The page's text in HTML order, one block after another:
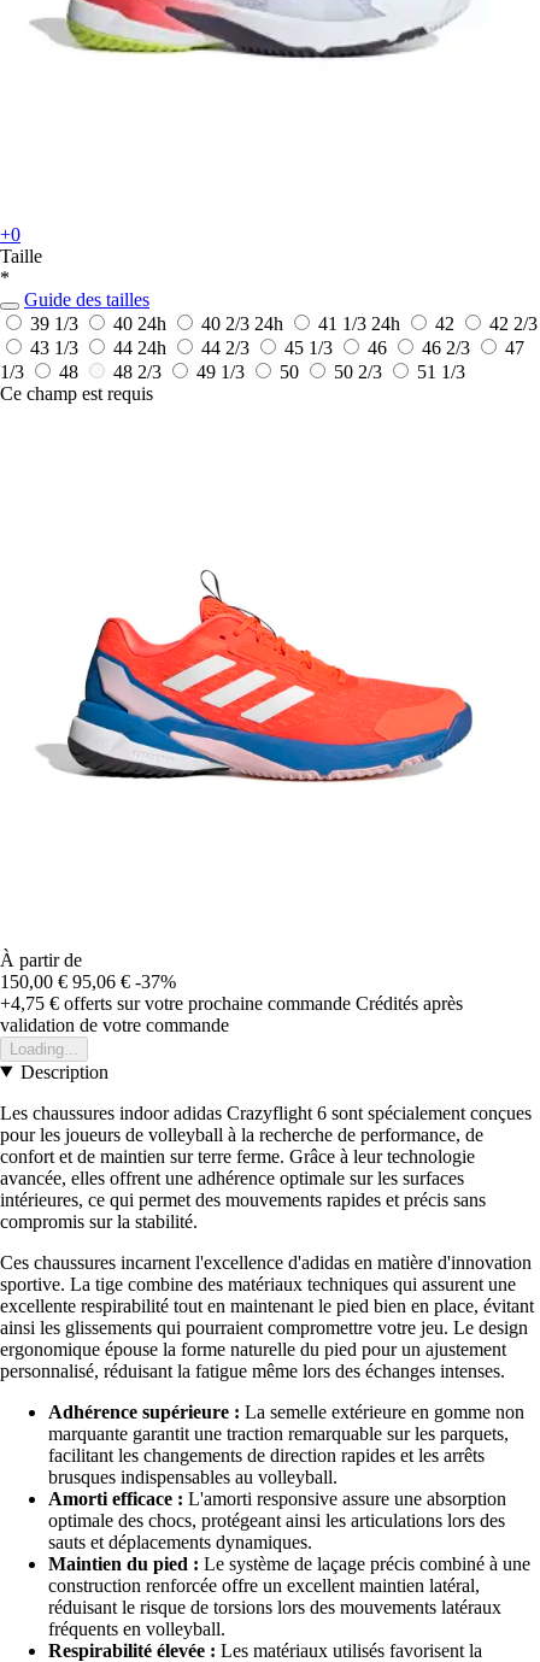
+0
Taille
*
Guide des tailles
39 1/3
40 24h 40 2/3 24h 41 1/3 24h 42
42 2/3
43 1/3
44 24h 44 2/3 45 1/3 46 46 2/3
47
1/3
48 48 2/3 49 1/3 50 50 2/3
51 1/3
Ce champ est requis
À partir de
150,00 € 95,06 € -37%
+4,75 € offerts sur votre prochaine commande Crédités après
validation de votre commande
Loading...
Description
Les chaussures indoor adidas Crazyflight 6 sont spécialement conçues
pour les joueurs de volleyball à la recherche de performance, de
confort et de maintien sur terre ferme. Grâce à leur technologie
avancée, elles offrent une adhérence optimale sur les surfaces
intérieures, ce qui permet des mouvements rapides et précis sans
compromis sur la stabilité.
Ces chaussures incarnent l'excellence d'adidas en matière d'innovation
sportive. La tige combine des matériaux techniques qui assurent une
excellente respirabilité tout en maintenant le pied bien en place, évitant
ainsi les glissements qui pourraient compromettre votre jeu. Le design
ergonomique épouse la forme naturelle du pied pour un ajustement
personnalisé, réduisant la fatigue même lors des échanges intenses.
Adhérence supérieure : La semelle extérieure en gomme non
marquante garantit une traction remarquable sur les parquets,
facilitant les changements de direction rapides et les arrêts
brusques indispensables au volleyball.
Amorti efficace : L'amorti responsive assure une absorption
optimale des chocs, protégeant ainsi les articulations lors des
sauts et déplacements dynamiques.
Maintien du pied : Le système de laçage précis combiné à une
construction renforcée offre un excellent maintien latéral,
réduisant le risque de torsions lors des mouvements latéraux
fréquents en volleyball.
Respirabilité élevée : Les matériaux utilisés favorisent la